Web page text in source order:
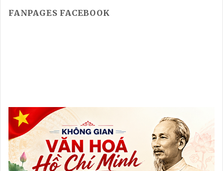
FANPAGES FACEBOOK